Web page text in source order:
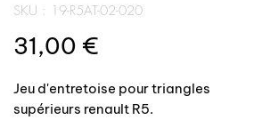
SKU : 19-R5AT-02-020
31,00 €
Jeu d'entretoise pour triangles
supérieurs renault R5.